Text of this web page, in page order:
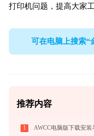
打印机问题，提高大家
可在电脑上搜索“
推荐内容
1